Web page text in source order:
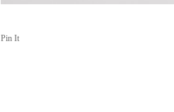
Pin It